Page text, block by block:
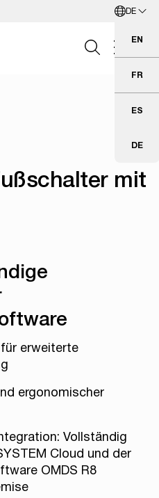
DE
Deutsch
EN
FR
ES
DE
mit
erweiterte
ergonomischer
Vollständig
Cloud und der
OMDS R8